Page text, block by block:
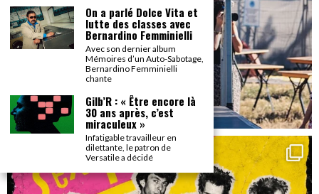
On a parlé Dolce Vita et
lutte des classes avec
Bernardino Femminielli
Avec son dernier album
Mémoires d’un Auto-Sabotage,
Bernardino Femminielli
chante
Gilb’R : « Être encore là
30 ans après, c’est
miraculeux »
Infatigable travailleur en
dilettante, le patron de
Versatile a décidé